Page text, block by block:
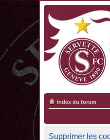
Index du forum
Supprimer les